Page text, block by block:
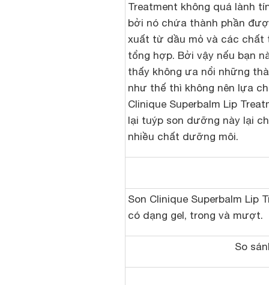
Treatment không quá lành
bởi nó chứa thành phần
xuất từ dầu mỏ và các chất
tổng hợp. Bởi vậy nếu bạn
thấy không ưa nổi những
như thế thì không nên lựa
Clinique Superbalm Lip
lại tuýp son dưỡng này lại
nhiều chất dưỡng môi.
Son Clinique Superbalm Lip
có dạng gel, trong và mượt.
So